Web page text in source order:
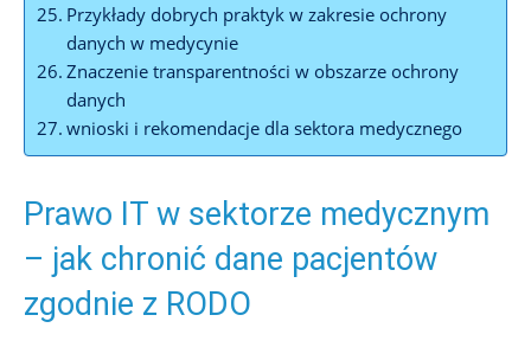
Przykłady dobrych praktyk w zakresie ochrony
danych w medycynie
Znaczenie transparentności w obszarze ochrony
danych
wnioski i rekomendacje dla sektora medycznego
Prawo IT w sektorze medycznym
– jak chronić dane pacjentów
zgodnie z RODO